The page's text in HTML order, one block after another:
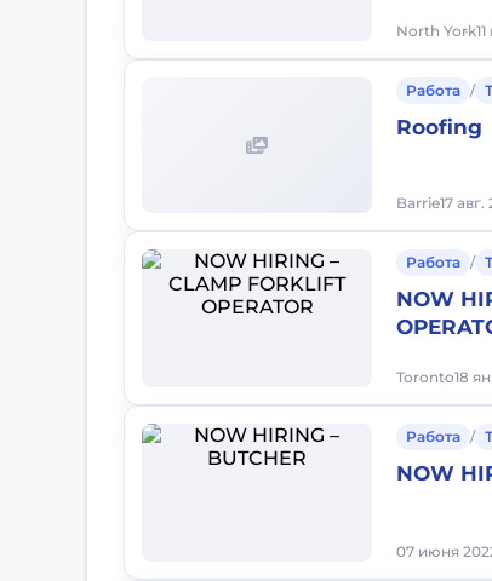
North York
Работа /
Roofing
Barrie17
Работа /
NOW
Toronto18
Работа /
NOW
07 июня